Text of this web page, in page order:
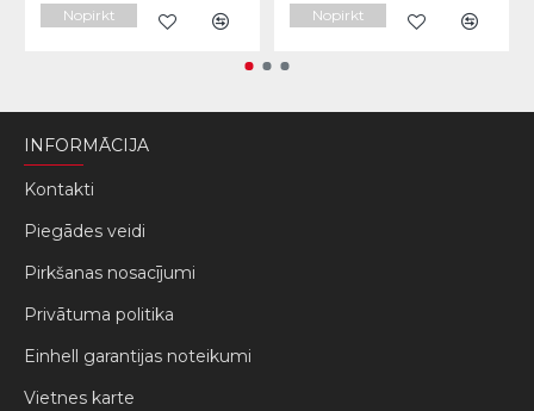
Nopirkt Nopirkt
INFORMĀCIJA
Kontakti
Piegādes veidi
Pirkšanas nosacījumi
Privātuma politika
Einhell garantijas noteikumi
Vietnes karte